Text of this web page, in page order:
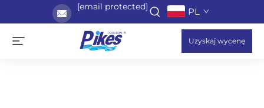
[email protected] PL
Uzyskaj wycenę